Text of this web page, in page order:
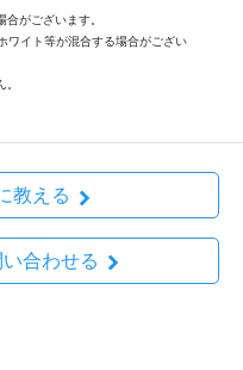
がございます。
ワイト等が混合する場合がござい
教える
合わせる